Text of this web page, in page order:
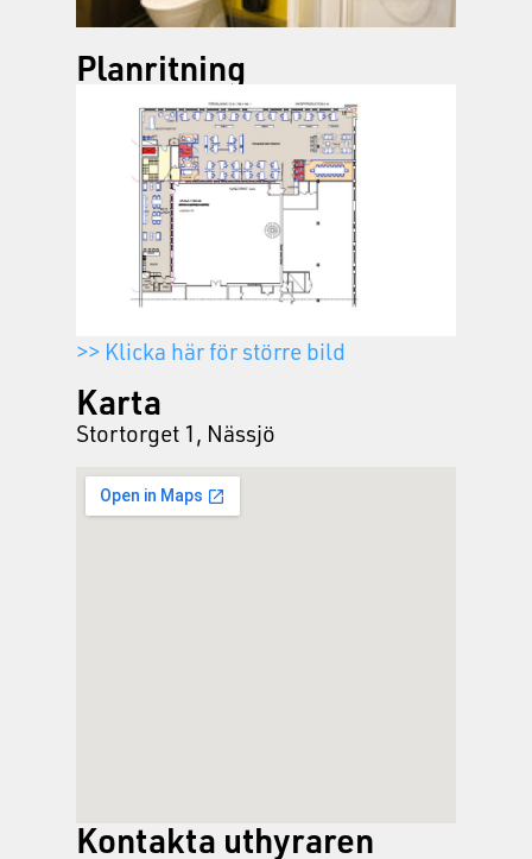
Planritning
>> Klicka här för större bild
Karta
Stortorget 1, Nässjö
Kontakta uthyraren